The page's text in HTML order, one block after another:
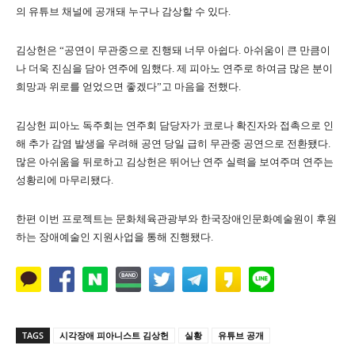
의 유튜브 채널에 공개돼 누구나 감상할 수 있다.
김상헌은 “공연이 무관중으로 진행돼 너무 아쉽다. 아쉬움이 큰 만큼이
나 더욱 진심을 담아 연주에 임했다. 제 피아노 연주로 하여금 많은 분이
희망과 위로를 얻었으면 좋겠다”고 마음을 전했다.
김상헌 피아노 독주회는 연주회 담당자가 코로나 확진자와 접촉으로 인
해 추가 감염 발생을 우려해 공연 당일 급히 무관중 공연으로 전환됐다.
많은 아쉬움을 뒤로하고 김상헌은 뛰어난 연주 실력을 보여주며 연주는
성황리에 마무리됐다.
한편 이번 프로젝트는 문화체육관광부와 한국장애인문화예술원이 후원
하는 장애예술인 지원사업을 통해 진행됐다.
TAGS 시각장애 피아니스트 김상헌 실황
유튜브 공개